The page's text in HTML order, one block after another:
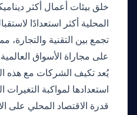
خلق بيئات أعمال أكثر
المحلية أكثر استعدادًا
تجمع بين التقنية والتجارة،
على مجاراة الأسواق
يُعد تكيف الشركات مع هذه
استعدادها لمواكبة التغيرات
قدرة الاقتصاد المحلي على